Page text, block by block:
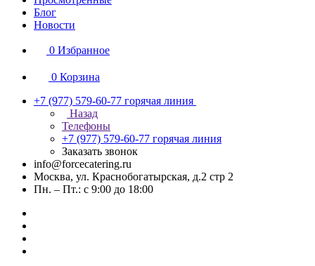
Блог
Новости
0 Избранное
0 Корзина
+7 (977) 579-60-77 горячая линия
Назад
Телефоны
+7 (977) 579-60-77 горячая линия
Заказать звонок
info@forcecatering.ru
Москва, ул. Краснобогатырская, д.2 стр 2
Пн. – Пт.: с 9:00 до 18:00